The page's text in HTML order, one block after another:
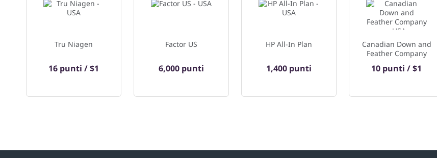
Tru Niagen
16 punti / $1
Factor US
6,000 punti
HP All-In Plan
1,400 punti
Canadian Down and
Feather Company
10 punti / $1